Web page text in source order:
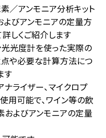
／アンモニア分析キット
よびアンモニアの定量方
しくご紹介します
光度計を使った実際の
や必要な計算方法につ
す
ライザー、マイクロプ
用可能で、ワイン等の飲
よびアンモニアの定量